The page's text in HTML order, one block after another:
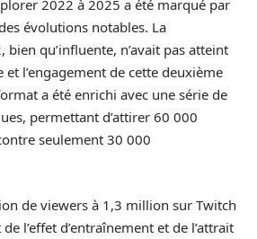
2022 à 2025 a été marqué par
évolutions notables. La
qu’influente, n’avait pas atteint
et l’engagement de cette deuxième
a été enrichi avec une série de
permettant d’attirer 60 000
seulement 30 000
de viewers à 1,3 million sur Twitch
l’effet d’entraînement et de l’attrait